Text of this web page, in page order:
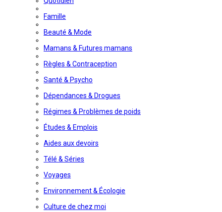
Famille
Beauté & Mode
Mamans & Futures mamans
Règles & Contraception
Santé & Psycho
Dépendances & Drogues
Régimes & Problèmes de poids
Études & Emplois
Aides aux devoirs
Télé & Séries
Voyages
Environnement & Écologie
Culture de chez moi